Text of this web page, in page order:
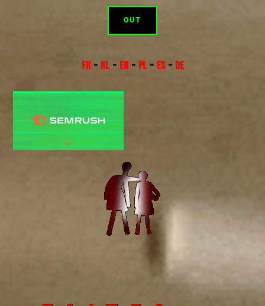
OUT
FR– NL– EN – PL– ES– DE